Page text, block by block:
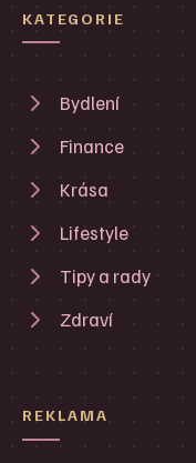
KATEGORIE
Bydlení
Finance
Krása
Lifestyle
Tipy a rady
Zdraví
REKLAMA